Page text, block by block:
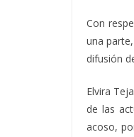
Con
una
difusión
Elvira
de las
acoso,